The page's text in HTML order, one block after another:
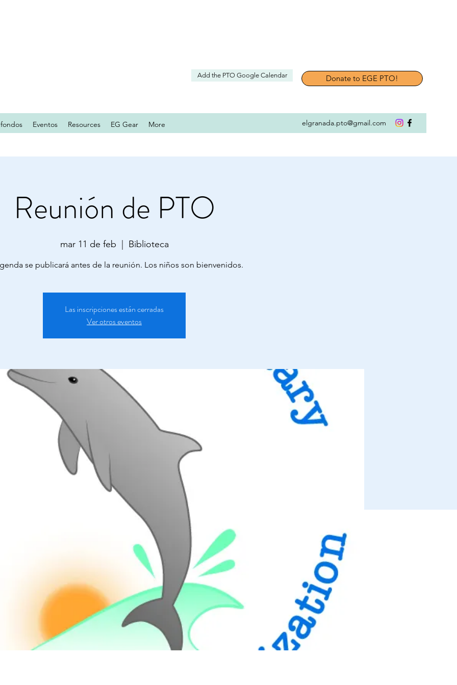
Add the PTO Google Calendar Donate to EGE PTO!
Eventos Resources EG Gear More elgranada.pto@gmail.com
Reunión de PTO
mar 11 de feb Biblioteca
se publicará antes de la reunión. Los niños son bienvenidos.
Las inscripciones están cerradas
Ver otros eventos